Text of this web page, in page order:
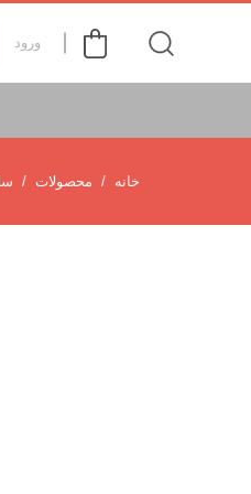
ورود
خانه محصولات